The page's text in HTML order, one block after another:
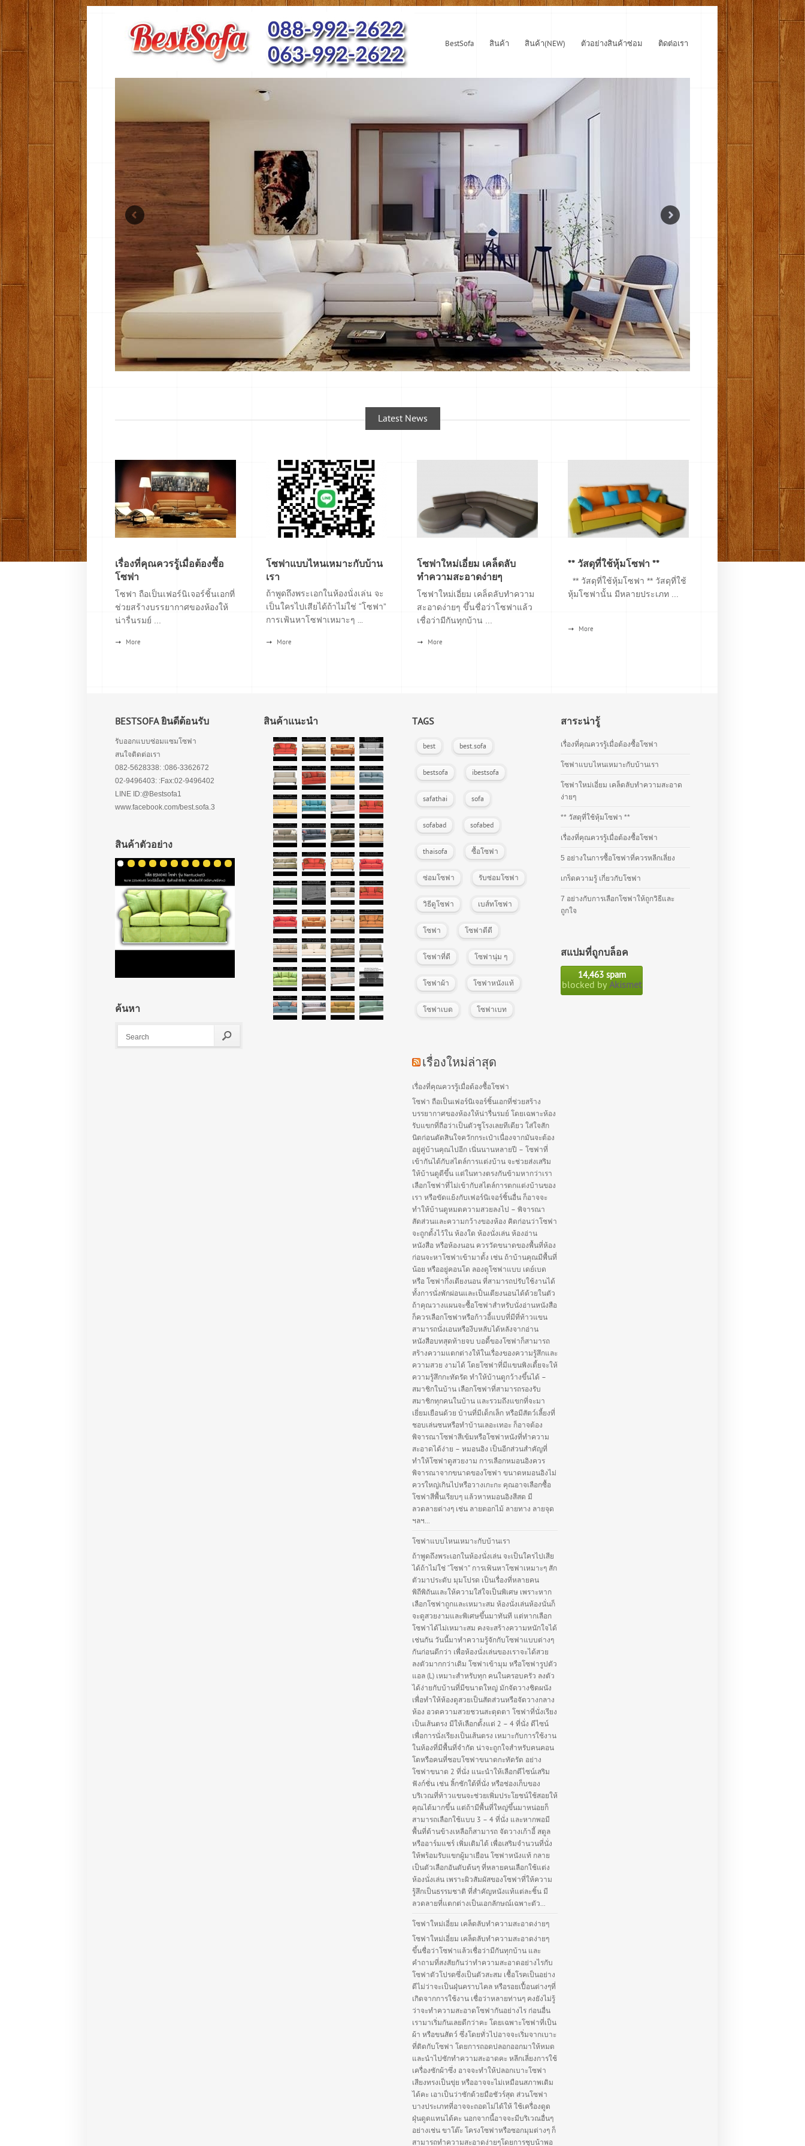
BestSofa สินค้า สินค้า(NEW) ตัวอย่างสินค้าซ่อม ติดต่อเรา
Latest News
เรื่องที่คุณควรรู้เมื่อต้องซื้อ
โซฟา
โซฟา ถือเป็นเฟอร์นิเจอร์ชิ้นเอกที่
ช่วยสร้างบรรยากาศของห้องให้
น่ารื่นรมย์ ...
More
โซฟาแบบไหนเหมาะกับบ้าน
เรา
ถ้าพูดถึงพระเอกในห้องนั่งเล่น จะ
เป็นใครไปเสียได้ถ้าไม่ใช่ “โซฟา”
การเฟ้นหาโซฟาเหมาะๆ ...
More
โซฟาใหม่เอี่ยม เคล็ดลับ
ทำความสะอาดง่ายๆ
โซฟาใหม่เอี่ยม เคล็ดลับทำความ
สะอาดง่ายๆ ขึ้นชื่อว่าโซฟาแล้ว
เชื่อว่ามีกันทุกบ้าน ...
More
** วัสดุที่ใช้หุ้มโซฟา **
** วัสดุที่ใช้หุ้มโซฟา ** วัสดุที่ใช้
หุ้มโซฟานั้น มีหลายประเภท ...
More
BESTSOFA ยินดีต้อนรับ
รับออกแบบซ่อมแซมโซฟา
สนใจติดต่อเรา
082-5628338: :086-3362672
02-9496403: :Fax:02-9496402
LINE ID:@Bestsofa1
www.facebook.com/best.sofa.3
สินค้าตัวอย่าง
ค้นหา
สินค้าแนะนำ TAGS
best best.sofa
bestsofa ibestsofa
safathai sofa
sofabad sofabed
thaisofa ซื้อโซฟา
ซ่อมโซฟา รับซ่อมโซฟา
วิธีดูโซฟา เบส์ทโซฟา
โซฟา โซฟาดีดี
โซฟาที่ดี โซฟานุ่ม ๆ
โซฟาผ้า โซฟาหนังแท้
โซฟาเบด โซฟาเบท
เรื่องใหม่ล่าสุด
เรื่องที่คุณควรรู้เมื่อต้องซื้อโซฟา
โซฟา ถือเป็นเฟอร์นิเจอร์ชิ้นเอกที่ช่วยสร้าง
บรรยากาศของห้องให้น่ารื่นรมย์ โดยเฉพาะห้อง
รับแขกที่ถือว่าเป็นตัวชูโรงเลยทีเดียว ใส่ใจสัก
นิดก่อนตัดสินใจควักกระเป๋าเนื่องจากมันจะต้อง
อยู่คู่บ้านคุณไปอีก เนิ่นนานหลายปี – โซฟาที่
เข้ากันได้กับสไตล์การแต่งบ้าน จะช่วยส่งเสริม
ให้บ้านดูดีขึ้น แต่ในทางตรงกันข้ามหากว่าเรา
เลือกโซฟาที่ไม่เข้ากับสไตล์การตกแต่งบ้านของ
เรา หรือขัดแย้งกับเฟอร์นิเจอร์ชิ้นอื่น ก็อาจจะ
ทำให้บ้านดูหมดความสวยลงไป – พิจารณา
สัดส่วนและความกว้างของห้อง คิดก่อนว่าโซฟา
จะถูกตั้งไว้ใน ห้องใด ห้องนั่งเล่น ห้องอ่าน
หนังสือ หรือห้องนอน ควรวัดขนาดของพื้นที่ห้อง
ก่อนจะหาโซฟาเข้ามาตั้ง เช่น ถ้าบ้านคุณมีพื้นที่
น้อย หรืออยู่คอนโด ลองดูโซฟาแบบ เดย์เบด
หรือ โซฟากึ่งเตียงนอน ที่สามารถปรับใช้งานได้
ทั้งการนั่งพักผ่อนและเป็นเตียงนอนได้ด้วยในตัว
ถ้าคุณวางแผนจะซื้อโซฟาสำหรับนั่งอ่านหนังสือ
ก็ควรเลือกโซฟาหรือก้าวอี้แบบที่มีที่ท้าวแขน
สามารถนั่งเอนหรืองีบหลับได้หลังจากอ่าน
หนังสือบทสุดท้ายจบ บอดี้ของโซฟาก็สามารถ
สร้างความแตกต่างให้ในเรื่องของความรู้สึกและ
ความสวย งามได้ โดยโซฟาที่มีแขนพิงเตี้ยจะให้
ความรู้สึกกะทัดรัด ทำให้บ้านดูกว้างขึ้นได้ –
สมาชิกในบ้าน เลือกโซฟาที่สามารถรองรับ
สมาชิกทุกคนในบ้าน และรวมถึงแขกที่จะมา
เยี่ยมเยือนด้วย บ้านที่มีเด็กเล็ก หรือมีสัตว์เลี้ยงที่
ชอบเล่นซนหรือทำบ้านเลอะเทอะ ก็อาจต้อง
พิจารณาโซฟาสีเข้มหรือโซฟาหนังที่ทำความ
สะอาดได้ง่าย – หมอนอิง เป็นอีกส่วนสำคัญที่
ทำให้โซฟาดูสวยงาม การเลือกหมอนอิงควร
พิจารณาจากขนาดของโซฟา ขนาดหมอนอิงไม่
ควรใหญ่เกินไปหรือวางเกะกะ คุณอาจเลือกซื้อ
โซฟาสีพื้นเรียบๆ แล้วหาหมอนอิงสีสด มี
ลวดลายต่างๆ เช่น ลายดอกไม้ ลายทาง ลายจุด
ฯลฯ...
โซฟาแบบไหนเหมาะกับบ้านเรา
ถ้าพูดถึงพระเอกในห้องนั่งเล่น จะเป็นใครไปเสีย
ได้ถ้าไม่ใช่ “โซฟา” การเฟ้นหาโซฟาเหมาะๆ สัก
ตัวมาประดับ มุมโปรด เป็นเรื่องที่หลายคน
พิถีพิถันและให้ความใส่ใจเป็นพิเศษ เพราะหาก
เลือกโซฟาถูกและเหมาะสม ห้องนั่งเล่นห้องนั่นก็
จะดูสวยงามและพิเศษขึ้นมาทันที แต่หากเลือก
โซฟาได้ไม่เหมาะสม คงจะสร้างความหนักใจได้
เช่นกัน วันนี้มาทำความรู้จักกับโซฟาแบบต่างๆ
กันก่อนดีกว่า เพื่อห้องนั่งเล่นของเราจะได้สวย
ลงตัวมากกว่าเดิม โซฟาเข้ามุม หรือโซฟารูปตัว
แอล (L) เหมาะสำหรับทุก คนในครอบครัว ลงตัว
ได้ง่ายกับบ้านที่มีขนาดใหญ่ มักจัดวางชิดผนัง
เพื่อทำให้ห้องดูสวยเป็นสัดส่วนหรือจัดวางกลาง
ห้อง อวดความสวยชวนสะดุดตา โซฟาที่นั่งเรียง
เป็นเส้นตรง มีให้เลือกตั้งแต่ 2 – 4 ที่นั่ง ดีไซน์
เพื่อการนั่งเรียงเป็นเส้นตรง เหมาะกับการใช้งาน
ในห้องที่มีพื้นที่จำกัด น่าจะถูกใจสำหรับคนคอน
โดหรือคนที่ชอบโซฟาขนาดกะทัดรัด อย่าง
โซฟาขนาด 2 ที่นั่ง แนะนำให้เลือกดีไซน์เสริม
ฟังก์ชั่น เช่น ลิ้กชักใต้ที่นั่ง หรือช่องเก็บของ
บริเวณที่ท้าวแขนจะช่วยเพิ่มประโยชน์ใช้สอยให้
คุณได้มากขึ้น แต่ถ้ามีพื้นที่ใหญ่ขึ้นมาหน่อยก็
สามารถเลือกใช้แบบ 3 – 4 ที่นั่ง และหากพอมี
พื้นที่ด้านข้างเหลือก็สามารถ จัดวางเก้าอี้ สตูล
หรืออาร์มแชร์ เพิ่มเติมได้ เพื่อเสริมจำนวนที่นั่ง
ให้พร้อมรับแขกผู้มาเยือน โซฟาหนังแท้ กลาย
เป็นตัวเลือกอันดับต้นๆ ที่หลายคนเลือกใช้แต่ง
ห้องนั่งเล่น เพราะผิวสัมผัสของโซฟาที่ให้ความ
รู้สึกเป็นธรรมชาติ ที่สำคัญหนังแท้แต่ละชิ้น มี
ลวดลายที่แตกต่างเป็นเอกลักษณ์เฉพาะตัว...
โซฟาใหม่เอี่ยม เคล็ดลับทำความสะอาดง่ายๆ
โซฟาใหม่เอี่ยม เคล็ดลับทำความสะอาดง่ายๆ
ขึ้นชื่อว่าโซฟาแล้วเชื่อว่ามีกันทุกบ้าน และ
คำถามที่สงสัยกันว่าทำความสะอาดอย่างไรกับ
โซฟาตัวโปรดซึ่งเป็นตัวสะสม เชื้อโรคเป็นอย่าง
ดีไม่ว่าจะเป็นฝุ่นคราบไคล หรือรอยเปื้อนต่างๆที่
เกิดจากการใช้งาน เชื่อว่าหลายท่านๆ คงยังไม่รู้
ว่าจะทำความสะอาดโซฟากันอย่างไร ก่อนอื่น
เรามาเริ่มกันเลยดีกว่าคะ โดยเฉพาะโซฟาที่เป็น
ผ้า หรือขนสัตว์ ซึ่งโดยทั่วไปอาจจะเริ่มจากเบาะ
ที่ติดกับโซฟา โดยการถอดปลอกออกมาให้หมด
และนำไปซักทำความสะอาดคะ หลีกเลี่ยงการใช้
เครื่องซักผ้าซึ่ง อาจจะทำให้ปลอกเบาะโซฟา
เสียงทรงเป็นขุ่ย หรืออาจจะไม่เหมือนสภาพเดิม
ได้คะ เอาเป็นว่าซักด้วยมือชัวร์สุด ส่วนโซฟา
บางประเภทที่อาจจะถอดไม่ได้ให้ ใช้เครื่องดูด
ฝุ่นดูดแทนได้คะ นอกจากนี้อาจจะมีบริเวณอื่นๆ
อย่างเช่น ขาโต๊ะ โครงโซฟาหรือซอกมุมต่างๆ ก็
สามารถทำความสะอาดง่ายๆโดยการชุบน้าพอ
สาระน่ารู้
เรื่องที่คุณควรรู้เมื่อต้องซื้อโซฟา
โซฟาแบบไหนเหมาะกับบ้านเรา
โซฟาใหม่เอี่ยม เคล็ดลับทำความสะอาด
ง่ายๆ
** วัสดุที่ใช้หุ้มโซฟา **
เรื่องที่คุณควรรู้เมื่อต้องซื้อโซฟา
5 อย่างในการซื้อโซฟาที่ควรหลีกเลี่ยง
เกร็ดความรู้ เกี่ยวกับโซฟา
7 อย่างกับการเลือกโซฟาให้ถูกวิธีและ
ถูกใจ
สแปมที่ถูกบล็อค
14,463 spam
blocked by Akismet